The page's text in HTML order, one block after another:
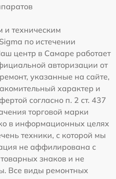
техническим
по истечении
центр в Самаре работает
авторизации от
указанные на сайте,
характер и
согласно п. 2 ст. 437
торговой марки
в информационных целях
техники, с которой мы
не аффилирована с
знаков и не
Все виды ремонтных